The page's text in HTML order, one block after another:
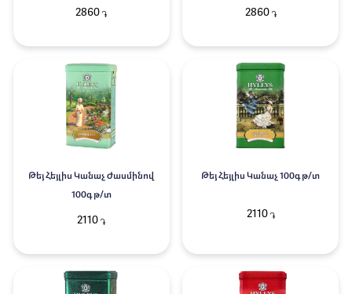
2860 ֏ 2860֏
Թեյ Հեյլիս Կանաչ Ժասմինով
100գ թ/տ
2110 ֏
Թեյ Հեյլիս Կանաչ 100գ թ/տ
2110֏